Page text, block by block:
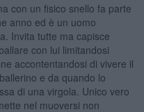
con un fisico snello fa parte
anno ed è un uomo
Invita tutte ma capisce
con lui limitandosi
accontentandosi di vivere il
e da quando lo
di una virgola. Unico vero
nel muoversi non